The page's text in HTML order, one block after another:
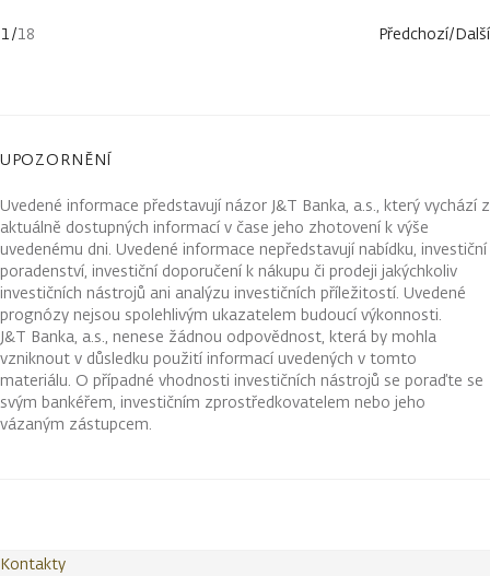
1/18 Předchozí/Další
UPOZORNĚNÍ
Uvedené informace představují názor J&T Banka, a.s., který vychází z
aktuálně dostupných informací v čase jeho zhotovení k výše
uvedenému dni. Uvedené informace nepředstavují nabídku, investiční
poradenství, investiční doporučení k nákupu či prodeji jakýchkoliv
investičních nástrojů ani analýzu investičních příležitostí. Uvedené
prognózy nejsou spolehlivým ukazatelem budoucí výkonnosti.
J&T Banka, a.s., nenese žádnou odpovědnost, která by mohla
vzniknout v důsledku použití informací uvedených v tomto
materiálu. O případné vhodnosti investičních nástrojů se poraďte se
svým bankéřem, investičním zprostředkovatelem nebo jeho
vázaným zástupcem.
Kontakty